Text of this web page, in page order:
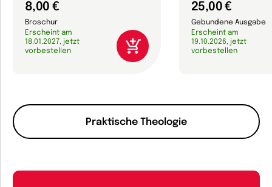
Praktische Theologie
8,00 €
Broschur
Erscheint am
18.01.2027, jetzt
vorbestellen
25,00 €
Gebundene Ausgabe
Erscheint am
19.10.2026, jetzt
vorbestellen